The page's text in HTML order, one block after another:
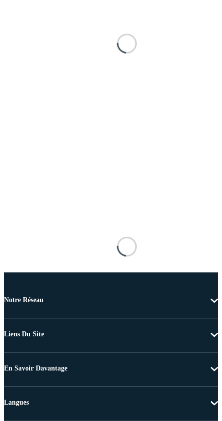
Notre Réseau
Liens Du Site
En Savoir Davantage
Langues